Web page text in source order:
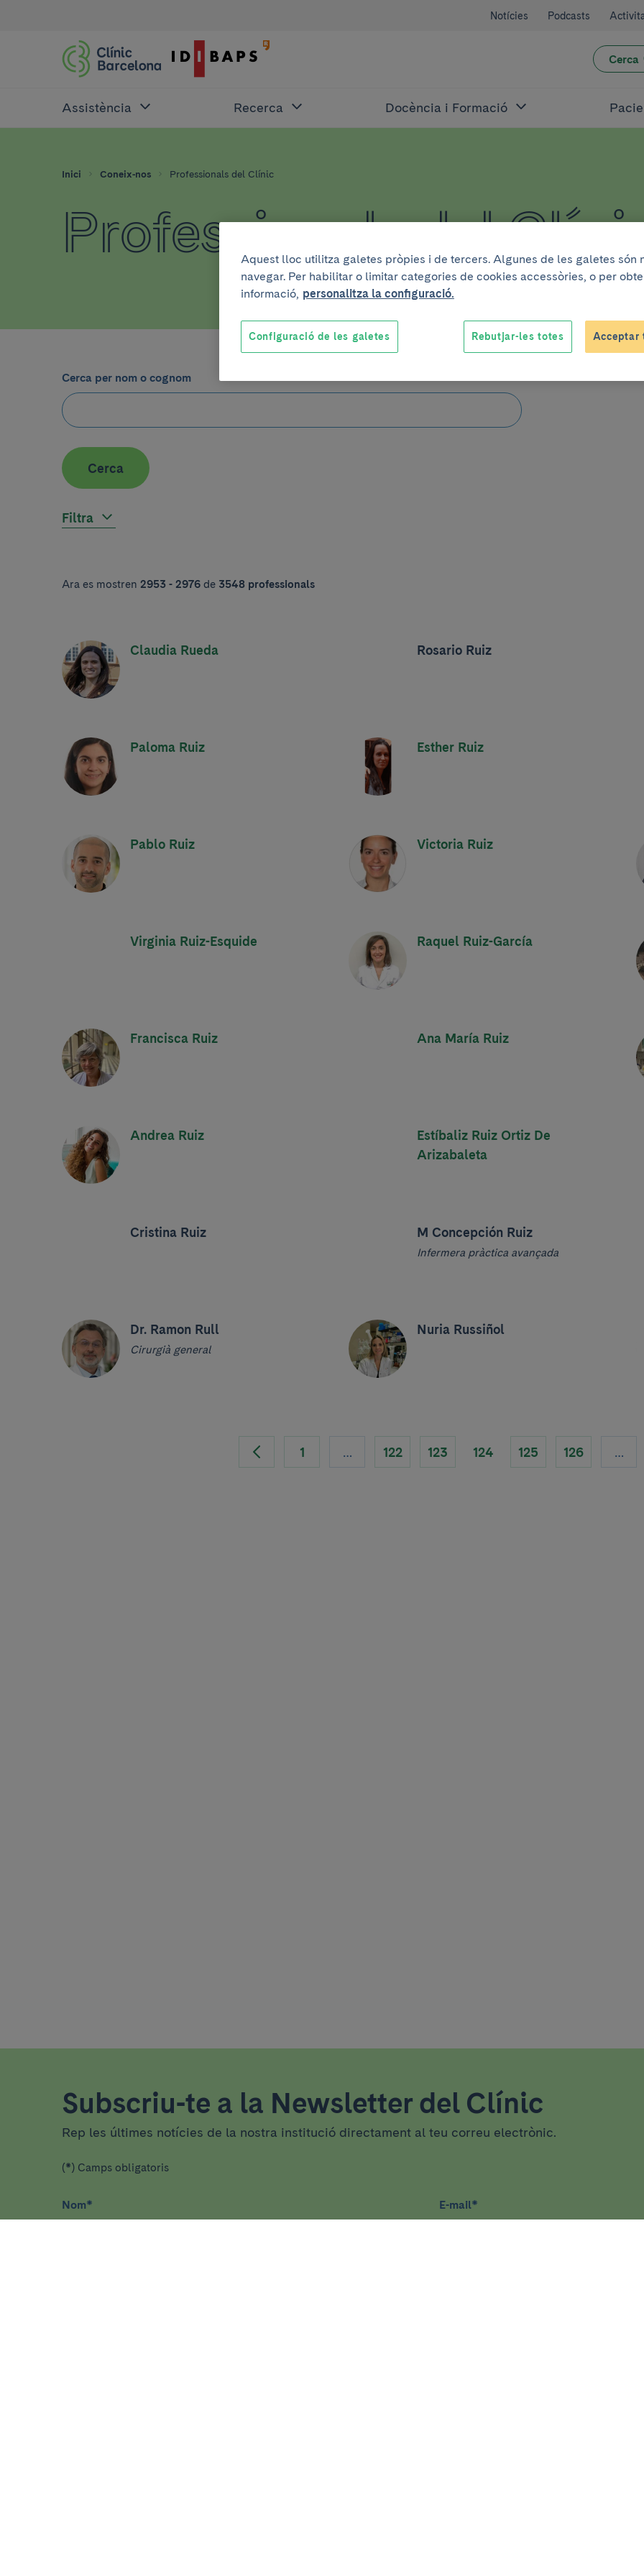
Notícies Podcasts
Cerca
Assistència Recerca Docència i Formació
Inici Coneix-nos Professionals del Clínic
Professionals del
Cerca per nom o cognom
Cerca
Filtra
Ara es mostren 2953 - 2976 de 3548 professionals
Claudia Rueda Rosario Ruiz
Paloma Ruiz Esther Ruiz
Pablo Ruiz Victoria Ruiz
Virginia Ruiz-Esquide Raquel Ruiz-García
Francisca Ruiz Ana María Ruiz
Andrea Ruiz
Estíbaliz Ruiz Ortiz De
Arizabaleta
Cristina Ruiz M Concepción Ruiz
Infermera pràctica avançada
Dr. Ramon Rull
Cirurgià general
Nuria Russiñol
1 … 122 123 124 125 126 …
Subscriu-te a la Newsletter del Clínic
Rep les últimes notícies de la nostra institució directament al teu correu electrònic.
(*) Camps obligatoris
Nom* E-mail*
Aquest lloc utilitza galetes pròpies i de tercers. Algunes de les galetes són
navegar. Per habilitar o limitar categories de cookies accessòries, o per
informació, personalitza la configuració.
Rebutjar-les totes Acceptar
Configuració de les galetes